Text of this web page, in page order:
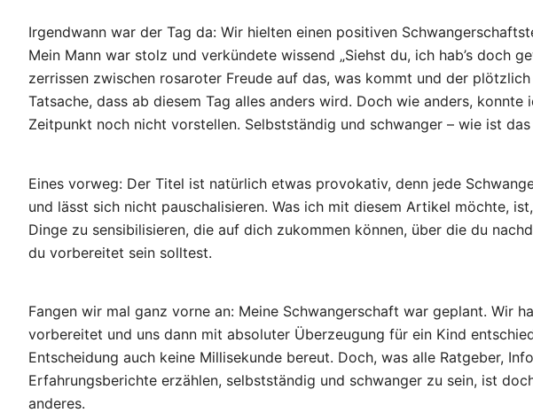
Irgendwann war der Tag da: Wir hielten einen positiven
Mein Mann war stolz und verkündete wissend „Siehst du, ich hab’s doch
zerrissen zwischen rosaroter Freude auf das, was kommt und der
Tatsache, dass ab diesem Tag alles anders wird. Doch wie anders, konnte
Zeitpunkt noch nicht vorstellen. Selbstständig und schwanger – wie ist
Eines vorweg: Der Titel ist natürlich etwas provokativ, denn jede
und lässt sich nicht pauschalisieren. Was ich mit diesem Artikel möchte,
Dinge zu sensibilisieren, die auf dich zukommen können, über die du
du vorbereitet sein solltest.
Fangen wir mal ganz vorne an: Meine Schwangerschaft war geplant. Wir
vorbereitet und uns dann mit absoluter Überzeugung für ein Kind
Entscheidung auch keine Millisekunde bereut. Doch, was alle Ratgeber,
Erfahrungsberichte erzählen, selbstständig und schwanger zu sein, ist
anderes.